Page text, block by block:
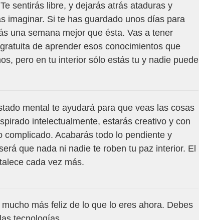
sentirás libre, y dejarás atrás ataduras y
imaginar. Si te has guardado unos días para
una semana mejor que ésta. Vas a tener
de aprender esos conocimientos que
pero en tu interior sólo estás tu y nadie puede
mental te ayudará para que veas las cosas
intelectualmente, estarás creativo y con
Acabarás todo lo pendiente y
que nada ni nadie te roben tu paz interior. El
cada vez más.
más feliz de lo que lo eres ahora. Debes